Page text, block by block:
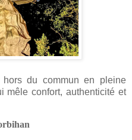
du commun en pleine
mêle confort, authenticité et